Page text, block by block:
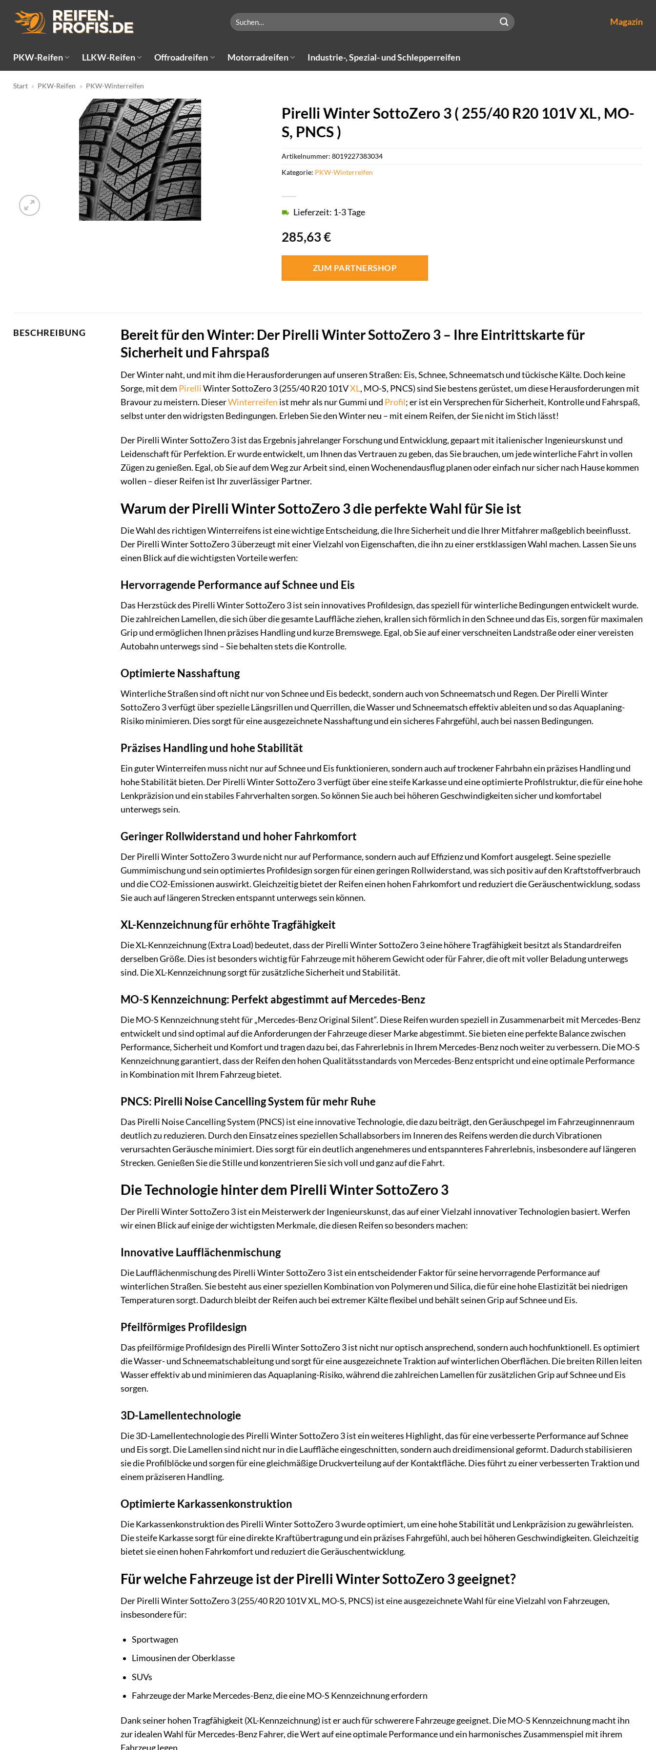
Inhalt
springen
Suchen
nach:
Magazin
PKW-Reifen LLKW-Reifen Offroadreifen Motorradreifen Industrie-, Spezial- und Schlepperreifen
Start » PKW-Reifen » PKW-Winterreifen
Pirelli Winter SottoZero 3 ( 255/40 R20 101V XL, MO-
S, PNCS )
285,63€
Lieferzeit: 1-3 Tage
ZUM PARTNERSHOP
Artikelnummer: 8019227383034
Kategorie: PKW-Winterreifen
BESCHREIBUNG
Bereit für den Winter: Der Pirelli Winter SottoZero 3 – Ihre Eintrittskarte für
Sicherheit und Fahrspaß
Der Winter naht, und mit ihm die Herausforderungen auf unseren Straßen: Eis, Schnee, Schneematsch und tückische Kälte. Doch keine
Sorge, mit dem PirelliWinter SottoZero 3 (255/40 R20 101VXL, MO-S, PNCS) sind Sie bestens gerüstet, um diese Herausforderungen mit
Bravour zu meistern. DieserWinterreifen ist mehr als nur Gummi und Profil; er ist ein Versprechen für Sicherheit, Kontrolle und Fahrspaß,
selbst unter den widrigsten Bedingungen. Erleben Sie den Winter neu – mit einem Reifen, der Sie nicht im Stich lässt!
Der Pirelli Winter SottoZero 3 ist das Ergebnis jahrelanger Forschung und Entwicklung, gepaart mit italienischer Ingenieurskunst und
Leidenschaft für Perfektion. Er wurde entwickelt, um Ihnen das Vertrauen zu geben, das Sie brauchen, um jede winterliche Fahrt in vollen
Zügen zu genießen. Egal, ob Sie auf dem Weg zur Arbeit sind, einen Wochenendausflug planen oder einfach nur sicher nach Hause kommen
wollen – dieser Reifen ist Ihr zuverlässiger Partner.
Warum der Pirelli Winter SottoZero 3 die perfekte Wahl für Sie ist
Die Wahl des richtigen Winterreifens ist eine wichtige Entscheidung, die Ihre Sicherheit und die Ihrer Mitfahrer maßgeblich beeinflusst.
Der Pirelli Winter SottoZero 3 überzeugt mit einer Vielzahl von Eigenschaften, die ihn zu einer erstklassigen Wahl machen. Lassen Sie uns
einen Blick auf die wichtigsten Vorteile werfen:
Hervorragende Performance auf Schnee und Eis
Das Herzstück des Pirelli Winter SottoZero 3 ist sein innovatives Profildesign, das speziell für winterliche Bedingungen entwickelt wurde.
Die zahlreichen Lamellen, die sich über die gesamte Lauffläche ziehen, krallen sich förmlich in den Schnee und das Eis, sorgen für maximalen
Grip und ermöglichen Ihnen präzises Handling und kurze Bremswege. Egal, ob Sie auf einer verschneiten Landstraße oder einer vereisten
Autobahn unterwegs sind – Sie behalten stets die Kontrolle.
Optimierte Nasshaftung
Winterliche Straßen sind oft nicht nur von Schnee und Eis bedeckt, sondern auch von Schneematsch und Regen. Der Pirelli Winter
SottoZero 3 verfügt über spezielle Längsrillen und Querrillen, die Wasser und Schneematsch effektiv ableiten und so das Aquaplaning-
Risiko minimieren. Dies sorgt für eine ausgezeichnete Nasshaftung und ein sicheres Fahrgefühl, auch bei nassen Bedingungen.
Präzises Handling und hohe Stabilität
Ein guter Winterreifen muss nicht nur auf Schnee und Eis funktionieren, sondern auch auf trockener Fahrbahn ein präzises Handling und
hohe Stabilität bieten. Der Pirelli Winter SottoZero 3 verfügt über eine steife Karkasse und eine optimierte Profilstruktur, die für eine hohe
Lenkpräzision und ein stabiles Fahrverhalten sorgen. So können Sie auch bei höheren Geschwindigkeiten sicher und komfortabel
unterwegs sein.
Geringer Rollwiderstand und hoher Fahrkomfort
Der Pirelli Winter SottoZero 3 wurde nicht nur auf Performance, sondern auch auf Effizienz und Komfort ausgelegt. Seine spezielle
Gummimischung und sein optimiertes Profildesign sorgen für einen geringen Rollwiderstand, was sich positiv auf den Kraftstoffverbrauch
und die CO2-Emissionen auswirkt. Gleichzeitig bietet der Reifen einen hohen Fahrkomfort und reduziert die Geräuschentwicklung, sodass
Sie auch auf längeren Strecken entspannt unterwegs sein können.
XL-Kennzeichnung für erhöhte Tragfähigkeit
Die XL-Kennzeichnung (Extra Load) bedeutet, dass der Pirelli Winter SottoZero 3 eine höhere Tragfähigkeit besitzt als Standardreifen
derselben Größe. Dies ist besonders wichtig für Fahrzeuge mit höherem Gewicht oder für Fahrer, die oft mit voller Beladung unterwegs
sind. Die XL-Kennzeichnung sorgt für zusätzliche Sicherheit und Stabilität.
MO-S Kennzeichnung: Perfekt abgestimmt auf Mercedes-Benz
Die MO-S Kennzeichnung steht für „Mercedes-Benz Original Silent“. Diese Reifen wurden speziell in Zusammenarbeit mit Mercedes-Benz
entwickelt und sind optimal auf die Anforderungen der Fahrzeuge dieser Marke abgestimmt. Sie bieten eine perfekte Balance zwischen
Performance, Sicherheit und Komfort und tragen dazu bei, das Fahrerlebnis in Ihrem Mercedes-Benz noch weiter zu verbessern. Die MO-S
Kennzeichnung garantiert, dass der Reifen den hohen Qualitätsstandards von Mercedes-Benz entspricht und eine optimale Performance
in Kombination mit Ihrem Fahrzeug bietet.
PNCS: Pirelli Noise Cancelling System für mehr Ruhe
Das Pirelli Noise Cancelling System (PNCS) ist eine innovative Technologie, die dazu beiträgt, den Geräuschpegel im Fahrzeuginnenraum
deutlich zu reduzieren. Durch den Einsatz eines speziellen Schallabsorbers im Inneren des Reifens werden die durch Vibrationen
verursachten Geräusche minimiert. Dies sorgt für ein deutlich angenehmeres und entspannteres Fahrerlebnis, insbesondere auf längeren
Strecken. Genießen Sie die Stille und konzentrieren Sie sich voll und ganz auf die Fahrt.
Die Technologie hinter dem Pirelli Winter SottoZero 3
Der Pirelli Winter SottoZero 3 ist ein Meisterwerk der Ingenieurskunst, das auf einer Vielzahl innovativer Technologien basiert. Werfen
wir einen Blick auf einige der wichtigsten Merkmale, die diesen Reifen so besonders machen:
Innovative Laufflächenmischung
Die Laufflächenmischung des Pirelli Winter SottoZero 3 ist ein entscheidender Faktor für seine hervorragende Performance auf
winterlichen Straßen. Sie besteht aus einer speziellen Kombination von Polymeren und Silica, die für eine hohe Elastizität bei niedrigen
Temperaturen sorgt. Dadurch bleibt der Reifen auch bei extremer Kälte flexibel und behält seinen Grip auf Schnee und Eis.
Pfeilförmiges Profildesign
Das pfeilförmige Profildesign des Pirelli Winter SottoZero 3 ist nicht nur optisch ansprechend, sondern auch hochfunktionell. Es optimiert
die Wasser- und Schneematschableitung und sorgt für eine ausgezeichnete Traktion auf winterlichen Oberflächen. Die breiten Rillen leiten
Wasser effektiv ab und minimieren das Aquaplaning-Risiko, während die zahlreichen Lamellen für zusätzlichen Grip auf Schnee und Eis
sorgen.
3D-Lamellentechnologie
Die 3D-Lamellentechnologie des Pirelli Winter SottoZero 3 ist ein weiteres Highlight, das für eine verbesserte Performance auf Schnee
und Eis sorgt. Die Lamellen sind nicht nur in die Lauffläche eingeschnitten, sondern auch dreidimensional geformt. Dadurch stabilisieren
sie die Profilblöcke und sorgen für eine gleichmäßige Druckverteilung auf der Kontaktfläche. Dies führt zu einer verbesserten Traktion und
einem präziseren Handling.
Optimierte Karkassenkonstruktion
Die Karkassenkonstruktion des Pirelli Winter SottoZero 3 wurde optimiert, um eine hohe Stabilität und Lenkpräzision zu gewährleisten.
Die steife Karkasse sorgt für eine direkte Kraftübertragung und ein präzises Fahrgefühl, auch bei höheren Geschwindigkeiten. Gleichzeitig
bietet sie einen hohen Fahrkomfort und reduziert die Geräuschentwicklung.
Für welche Fahrzeuge ist der Pirelli Winter SottoZero 3 geeignet?
Der Pirelli Winter SottoZero 3 (255/40 R20 101V XL, MO-S, PNCS) ist eine ausgezeichnete Wahl für eine Vielzahl von Fahrzeugen,
insbesondere für:
Sportwagen
Limousinen der Oberklasse
SUVs
Fahrzeuge der Marke Mercedes-Benz, die eine MO-S Kennzeichnung erfordern
Dank seiner hohen Tragfähigkeit (XL-Kennzeichnung) ist er auch für schwerere Fahrzeuge geeignet. Die MO-S Kennzeichnung macht ihn
zur idealen Wahl für Mercedes-Benz Fahrer, die Wert auf eine optimale Performance und ein harmonisches Zusammenspiel mit ihrem